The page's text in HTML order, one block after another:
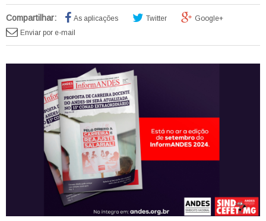
Compartilhar: As aplicações Twitter
Google+
Enviar por e-mail